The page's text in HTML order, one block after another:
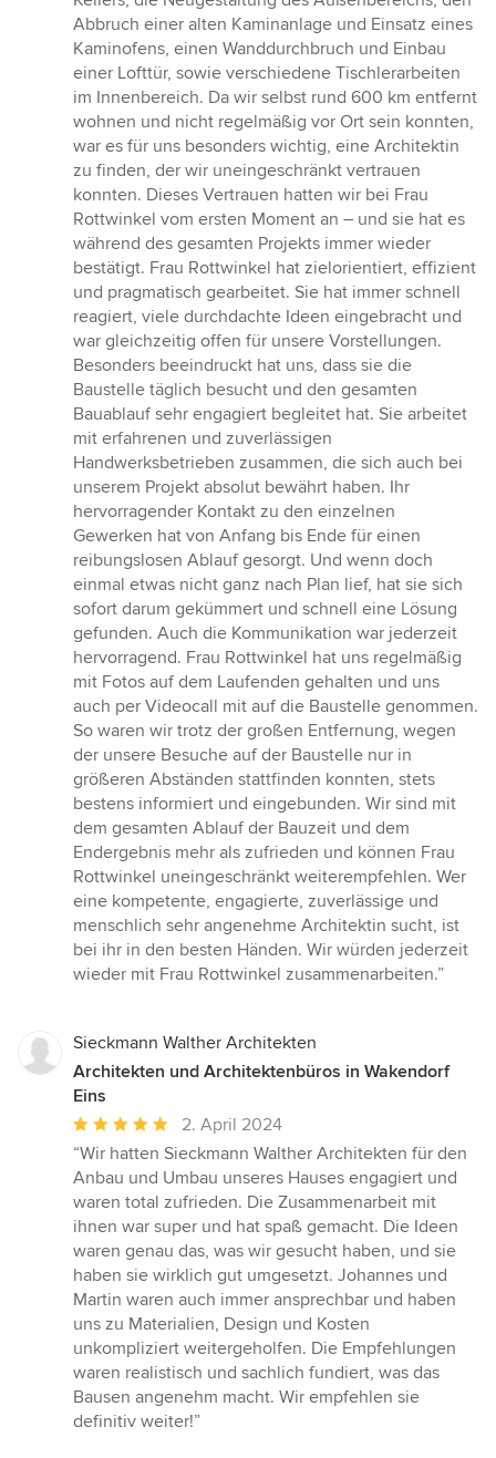
Abbruch einer alten Kaminanlage und Einsatz eines
Kaminofens, einen Wanddurchbruch und Einbau
einer Lofttür, sowie verschiedene Tischlerarbeiten
im Innenbereich. Da wir selbst rund 600 km entfernt
wohnen und nicht regelmäßig vor Ort sein konnten,
war es für uns besonders wichtig, eine Architektin
zu finden, der wir uneingeschränkt vertrauen
konnten. Dieses Vertrauen hatten wir bei Frau
Rottwinkel vom ersten Moment an – und sie hat es
während des gesamten Projekts immer wieder
bestätigt. Frau Rottwinkel hat zielorientiert, effizient
und pragmatisch gearbeitet. Sie hat immer schnell
reagiert, viele durchdachte Ideen eingebracht und
war gleichzeitig offen für unsere Vorstellungen.
Besonders beeindruckt hat uns, dass sie die
Baustelle täglich besucht und den gesamten
Bauablauf sehr engagiert begleitet hat. Sie arbeitet
mit erfahrenen und zuverlässigen
Handwerksbetrieben zusammen, die sich auch bei
unserem Projekt absolut bewährt haben. Ihr
hervorragender Kontakt zu den einzelnen
Gewerken hat von Anfang bis Ende für einen
reibungslosen Ablauf gesorgt. Und wenn doch
einmal etwas nicht ganz nach Plan lief, hat sie sich
sofort darum gekümmert und schnell eine Lösung
gefunden. Auch die Kommunikation war jederzeit
hervorragend. Frau Rottwinkel hat uns regelmäßig
mit Fotos auf dem Laufenden gehalten und uns
auch per Videocall mit auf die Baustelle genommen.
So waren wir trotz der großen Entfernung, wegen
der unsere Besuche auf der Baustelle nur in
größeren Abständen stattfinden konnten, stets
bestens informiert und eingebunden. Wir sind mit
dem gesamten Ablauf der Bauzeit und dem
Endergebnis mehr als zufrieden und können Frau
Rottwinkel uneingeschränkt weiterempfehlen. Wer
eine kompetente, engagierte, zuverlässige und
menschlich sehr angenehme Architektin sucht, ist
bei ihr in den besten Händen. Wir würden jederzeit
wieder mit Frau Rottwinkel zusammenarbeiten.”
Sieckmann Walther Architekten
Architekten und Architektenbüros in Wakendorf
Eins
Durchschnittliche
Bewertung:
5
von
5
Sternen
2. April 2024
“Wir hatten Sieckmann Walther Architekten für den
Anbau und Umbau unseres Hauses engagiert und
waren total zufrieden. Die Zusammenarbeit mit
ihnen war super und hat spaß gemacht. Die Ideen
waren genau das, was wir gesucht haben, und sie
haben sie wirklich gut umgesetzt. Johannes und
Martin waren auch immer ansprechbar und haben
uns zu Materialien, Design und Kosten
unkompliziert weitergeholfen. Die Empfehlungen
waren realistisch und sachlich fundiert, was das
Bausen angenehm macht. Wir empfehlen sie
definitiv weiter!”